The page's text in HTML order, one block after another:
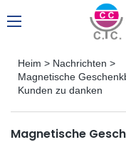
Heim > Nachrichten >
Magnetische
Kunden zu danken
Magnetische